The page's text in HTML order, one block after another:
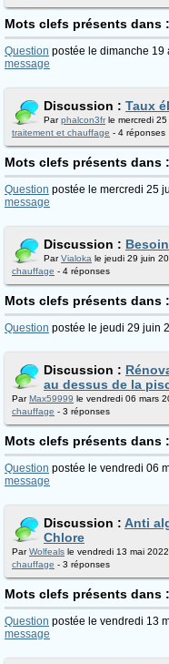
Mots clefs présents dans :
Question postée le dimanche 19
message
Discussion : Taux
Parphalcon3frle mercredi 25
traitement et chauffage - 4 réponses
Mots clefs présents dans :
Question postée le mercredi 25
message
Discussion :
ParVialoka le jeudi 29 juin
chauffage - 4 réponses
Mots clefs présents dans :
Question postée le jeudi 29 juin
Discussion :
au dessus de la
ParMax59999 le vendredi 06 mars
chauffage - 3 réponses
Mots clefs présents dans :
Question postée le vendredi 06
message
Discussion : Anti
Chlore
ParWolfeals le vendredi 13 mai
chauffage - 3 réponses
Mots clefs présents dans :
Question postée le vendredi 13
message